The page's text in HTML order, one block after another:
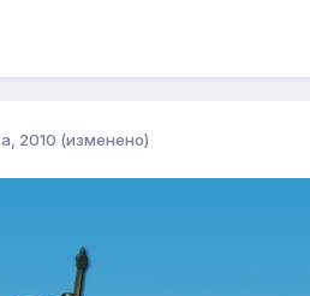
2010 (изменено)